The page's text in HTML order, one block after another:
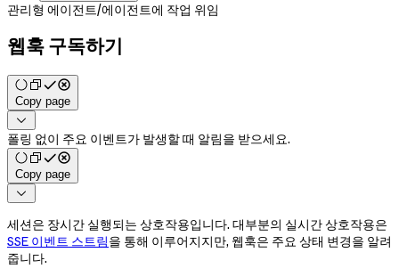
관리형 에이전트/에이전트에 작업 위임
웹훅 구독하기
Copy page

폴링 없이 주요 이벤트가 발생할 때 알림을 받으세요.
Copy page

세션은 장시간 실행되는 상호작용입니다. 대부분의 실시간 상호작용은
SSE 이벤트 스트림을 통해 이루어지지만, 웹훅은 주요 상태 변경을 알려
줍니다.